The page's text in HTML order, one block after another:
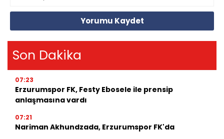
Yorumu Kaydet
Son Dakika
07:23
Erzurumspor FK, Festy Ebosele ile prensip
anlaşmasına vardı
07:21
Nariman Akhundzada, Erzurumspor FK'da